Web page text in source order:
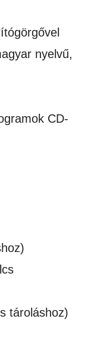
nyelvű,
CD-
tároláshoz)